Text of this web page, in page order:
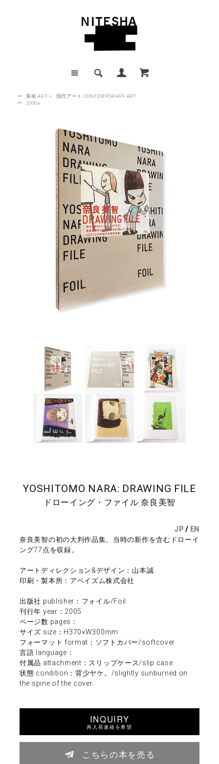
ー 美術 ART >
現代アート CONTEMPORARY ART
ー
2000s
YOSHITOMO NARA: DRAWING FILE
ドローイング・ファイル 奈良美智
JP / EN
奈良美智の初の大判作品集。当時の新作を含むドローイ
ング77点を収録。
アートディレクション&デザイン：山本誠
印刷・製本所：アベイズム株式会社
出版社 publisher：フォイル/Foil
刊行年 year：2005
ページ数 pages：
サイズ size：H370×W300mm
フォーマット format：ソフトカバー/softcover
言語 language：
付属品 attachment：スリップケース/slip case.
状態 condition：背少ヤケ。/slightly sunburned on
the spine of the cover.
INQUIRY
再入荷連絡を希望
こちらの本を売る